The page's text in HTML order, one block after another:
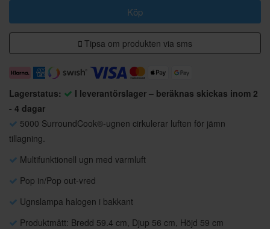
Köp
Tipsa om produkten via sms
Lagerstatus:
I leverantörslager – beräknas skickas inom 2
- 4 dagar
5000 SurroundCook®-ugnen cirkulerar luften för jämn
tillagning.
Multifunktionell ugn med varmluft
Pop in/Pop out-vred
Ugnslampa halogen i bakkant
Produktmått: Bredd 59.4 cm, Djup 56 cm, Höjd 59 cm